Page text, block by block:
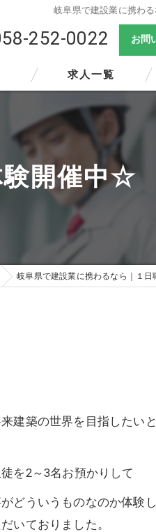
岐阜県で建設業に携わ
252-0022 お問
求人一覧
験開催中☆
岐阜県で建設業に携わるなら｜１
建築の世界を目指したい
を2～3名お預かりして
どういうものなのか体験
いておりました。